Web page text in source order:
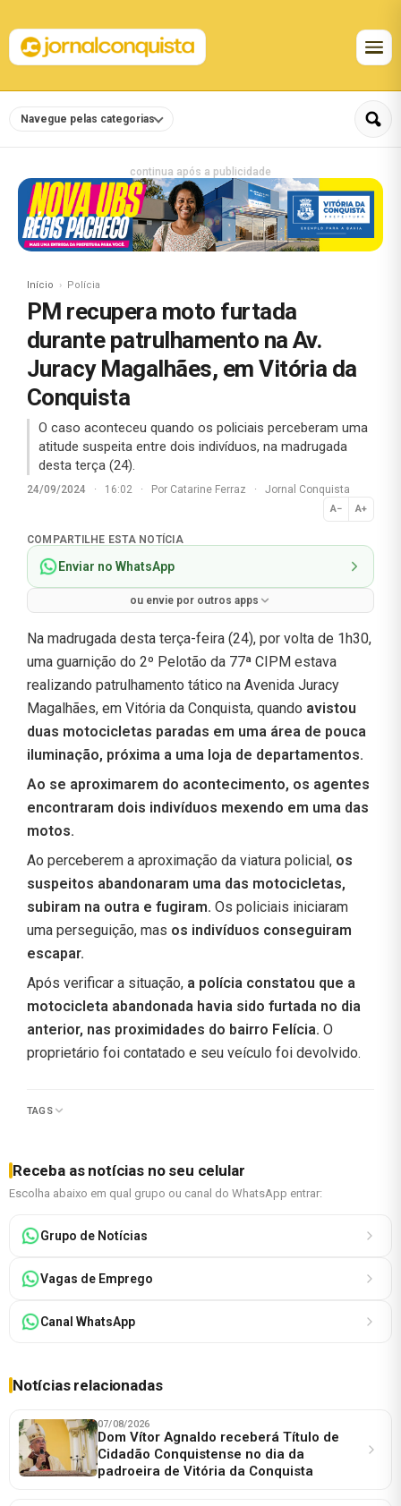
Navegue pelas categorias
continua após a publicidade
Início Polícia
PM recupera moto furtada
durante patrulhamento na Av.
Juracy Magalhães, em Vitória da
Conquista
O caso aconteceu quando os policiais perceberam uma
atitude suspeita entre dois indivíduos, na madrugada
desta terça (24).
24/09/2024 · 16:02 · Por Catarine Ferraz · Jornal Conquista
A− A+
Normal
COMPARTILHE ESTA NOTÍCIA
Enviar no WhatsApp
ou envie por outros apps
Na madrugada desta terça-feira (24), por volta de 1h30,
uma guarnição do 2º Pelotão da 77ª CIPM estava
realizando patrulhamento tático na Avenida Juracy
Magalhães, em Vitória da Conquista, quando avistou
duas motocicletas paradas em uma área de pouca
iluminação, próxima a uma loja de departamentos.
Ao se aproximarem do acontecimento, os agentes
encontraram dois indivíduos mexendo em uma das
motos.
Ao perceberem a aproximação da viatura policial, os
suspeitos abandonaram uma das motocicletas,
subiram na outra e fugiram. Os policiais iniciaram
uma perseguição, mas os indivíduos conseguiram
escapar.
Após verificar a situação, a polícia constatou que a
motocicleta abandonada havia sido furtada no dia
anterior, nas proximidades do bairro Felícia. O
proprietário foi contatado e seu veículo foi devolvido.
TAGS
Receba as notícias no seu celular
Escolha abaixo em qual grupo ou canal do WhatsApp entrar:
Grupo de Notícias
Vagas de Emprego
Canal WhatsApp
Notícias relacionadas
07/08/2026
Dom Vítor Agnaldo receberá Título de
Cidadão Conquistense no dia da
padroeira de Vitória da Conquista